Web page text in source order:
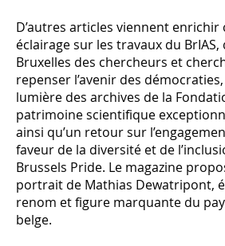
D’autres articles viennent enrichir
éclairage sur les travaux du
Bruxelles des chercheurs et
repenser l’avenir des
lumière des archives de la
patrimoine scientifique
ainsi qu’un retour sur
faveur de la diversité et de
Brussels Pride. Le magazine
portrait de Mathias Dewatripont,
renom et figure marquante du
belge.